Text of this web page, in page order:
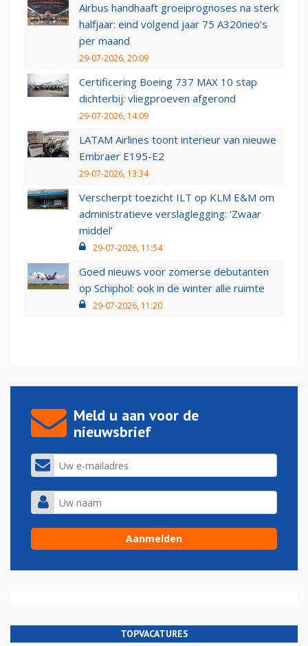
Airbus handhaaft groeiprognoses na sterk
halfjaar: eind volgend jaar 75 A320neo’s
per maand
29-07-2026, 20:09
Certificering Boeing 737 MAX 10 stap
dichterbij: vliegproeven afgerond
29-07-2026, 14:09
LATAM Airlines toont interieur van nieuwe
Embraer E195-E2
29-07-2026, 13:34
Verscherpt toezicht ILT op KLM E&M om
administratieve verslaglegging: ‘Zwaar
middel’
29-07-2026, 11:54
Goed nieuws voor zomerse debutanten
op Schiphol: ook in de winter alle ruimte
29-07-2026, 11:20
Meld u aan voor de
nieuwsbrief
TOPVACATURES